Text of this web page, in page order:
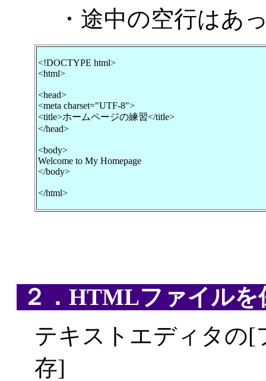
・途中の空行はあ
<!DOCTYPE html>
<html>
<head>
<meta charset="UTF-8">
<title>ホームページの練習</title>
</head>
<body>
Welcome to My Homepage
</body>
</html>
２．HTMLファイルを
テキストエディタの[
存]